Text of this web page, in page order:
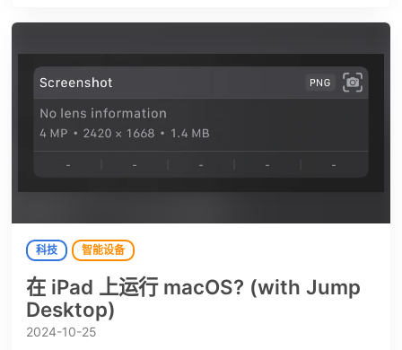
科技 智能设备
在 iPad 上运行 macOS? (with Jump
Desktop)
2024-10-25